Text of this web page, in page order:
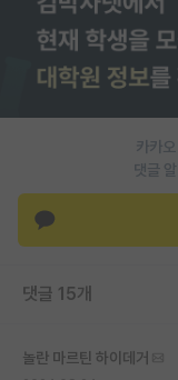
카카
댓글
댓글 15개
놀란 마르틴 하이데거